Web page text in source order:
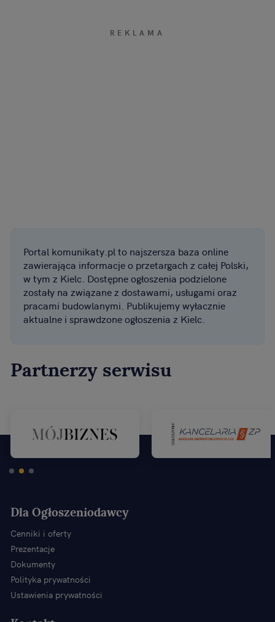
Portal komunikaty.pl to najszersza baza online
zawierająca informacje o przetargach z całej Polski,
w tym z Kielc. Dostępne ogłoszenia podzielone
zostały na związane z dostawami, usługami oraz
pracami budowlanymi. Publikujemy wyłacznie
aktualne i sprawdzone ogłoszenia z Kielc.
Partnerzy serwisu
Dla Ogłoszeniodawcy
Cenniki i oferty
Prezentacje
Dokumenty
Polityka prywatności
Ustawienia prywatności